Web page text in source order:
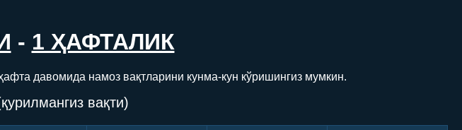
- 1 ҲАФТАЛИК
давомида намоз вақтларини кунма-кун кўришингиз мумкин.
вақти)